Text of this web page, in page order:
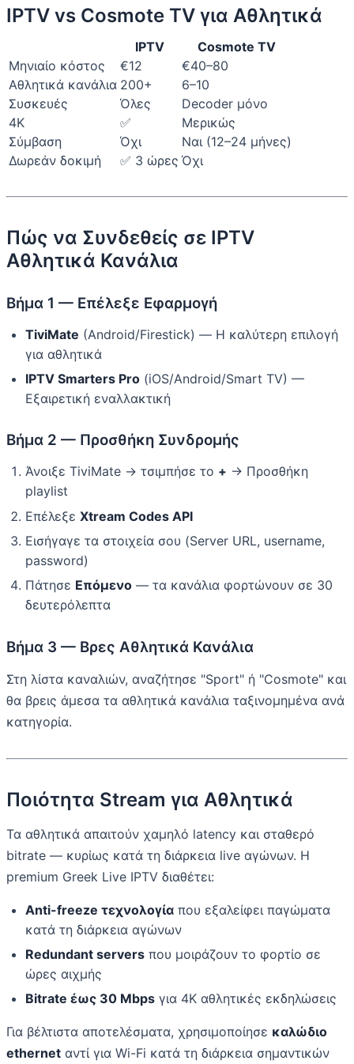
IPTV vs Cosmote TV για Αθλητικά
IPTV
Cosmote TV
Μηνιαίο κόστος
€12
€40–80
Αθλητικά κανάλια 200+
6–10
Συσκευές
Όλες
Decoder μόνο
4K
✅
Μερικώς
Σύμβαση
Όχι
Ναι (12–24 μήνες)
Δωρεάν δοκιμή
✅ 3 ώρες Όχι
Πώς να Συνδεθείς σε IPTV
Αθλητικά Κανάλια
Βήμα 1 — Επέλεξε Εφαρμογή
TiviMate (Android/Firestick) — Η καλύτερη επιλογή
για αθλητικά
IPTV Smarters Pro (iOS/Android/Smart TV) —
Εξαιρετική εναλλακτική
Βήμα 2 — Προσθήκη Συνδρομής
Άνοιξε TiviMate → τσιμπήσε το + → Προσθήκη
playlist
Επέλεξε Xtream Codes API
Εισήγαγε τα στοιχεία σου (Server URL, username,
password)
Πάτησε Επόμενο — τα κανάλια φορτώνουν σε 30
δευτερόλεπτα
Βήμα 3 — Βρες Αθλητικά Κανάλια
Στη λίστα καναλιών, αναζήτησε "Sport" ή "Cosmote" και
θα βρεις άμεσα τα αθλητικά κανάλια ταξινομημένα ανά
κατηγορία.
Ποιότητα Stream για Αθλητικά
Τα αθλητικά απαιτούν χαμηλό latency και σταθερό
bitrate — κυρίως κατά τη διάρκεια live αγώνων. Η
premium Greek Live IPTV διαθέτει:
Anti-freeze τεχνολογία που εξαλείφει παγώματα
κατά τη διάρκεια αγώνων
Redundant servers που μοιράζουν το φορτίο σε
ώρες αιχμής
Bitrate έως 30 Mbps για 4K αθλητικές εκδηλώσεις
Για βέλτιστα αποτελέσματα, χρησιμοποίησε καλώδιο
ethernet αντί για Wi-Fi κατά τη διάρκεια σημαντικών